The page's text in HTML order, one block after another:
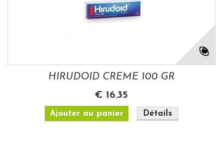
HIRUDOID CREME 100 GR
€ 16.35
Ajouter au panier Détails